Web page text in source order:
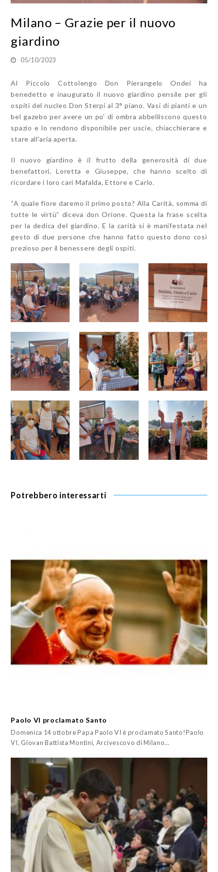
Milano – Grazie per il nuovo
giardino
05/10/2023
Al Piccolo Cottolengo Don Pierangelo Ondei ha
benedetto e inaugurato il nuovo giardino pensile per gli
ospiti del nucleo Don Sterpi al 3° piano. Vasi di pianti e un
bel gazebo per avere un po’ di ombra abbelliscono questo
spazio e lo rendono disponibile per uscie, chiacchierare e
stare all’aria aperta.
Il nuovo giardino è il frutto della generosità di due
benefattori, Loretta e Giuseppe, che hanno scelto di
ricordare i loro cari Mafalda, Ettore e Carlo.
“A quale fiore daremo il primo posto? Alla Carità, somma di
tutte le virtù” diceva don Orione. Questa la frase scelta
per la dedica del giardino. E la carità si è manifestata nel
gesto di due persone che hanno fatto questo dono così
prezioso per il benessere degli ospiti.
Potrebbero interessarti
Paolo VI proclamato Santo
Domenica 14 ottobre Papa Paolo VI è proclamato Santo!Paolo
VI, Giovan Battista Montini, Arcivescovo di Milano…